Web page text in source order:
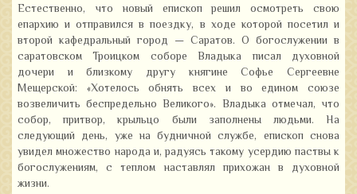
Естественно, что новый епископ решил осмотреть свою
епархию и отправился в поездку, в ходе которой посетил и
второй кафедральный город — Саратов. О богослужении в
саратовском Троицком соборе Владыка писал духовной
дочери и близкому другу княгине Софье Сергеевне
Мещерской: «Хотелось обнять всех и во едином союзе
возвеличить беспредельно Великого». Владыка отмечал, что
собор, притвор, крыльцо были заполнены людьми. На
следующий день, уже на будничной службе, епископ снова
увидел множество народа и, радуясь такому усердию паствы к
богослужениям, с теплом наставлял прихожан в духовной
жизни.